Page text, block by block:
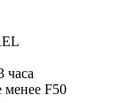
часа
менее F50